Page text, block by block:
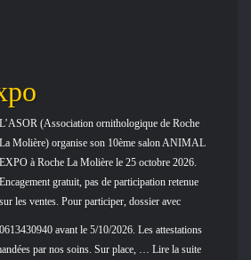
L’ASOR (Association ornithologique de Roche
La Molière) organise son 10ème salon ANIMAL
EXPO à Roche La Molière le 25 octobre 2026.
Encagement gratuit, pas de participation retenue
sur les ventes. Pour participer, dossier avec
avant le 5/10/2026. Les attestations
par nos soins. Sur place, … Lire la suite